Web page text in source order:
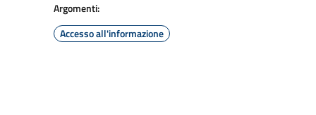
Argomenti:
Accesso all'informazione